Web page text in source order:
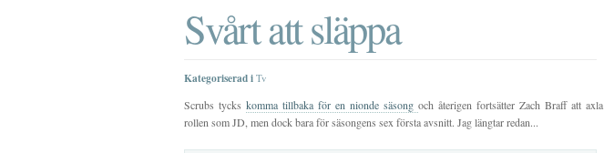
Svårt att släppa
Kategoriserad i Tv
Scrubs tycks komma tillbaka för en nionde säsong och återigen fortsätter Zach Braff att axla
rollen som JD, men dock bara för säsongens sex första avsnitt. Jag längtar redan...